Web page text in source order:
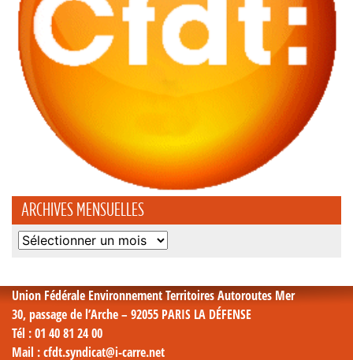
ARCHIVES MENSUELLES
Archives
Union Fédérale Environnement Territoires Autoroutes Mer
30, passage de l’Arche – 92055 PARIS LA DÉFENSE
Tél : 01 40 81 24 00
Mail : cfdt.syndicat@i-carre.net